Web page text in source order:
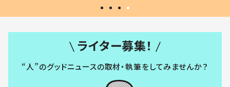
ライター募集！
“人”のグッドニュースの取材・執筆をしてみませんか？